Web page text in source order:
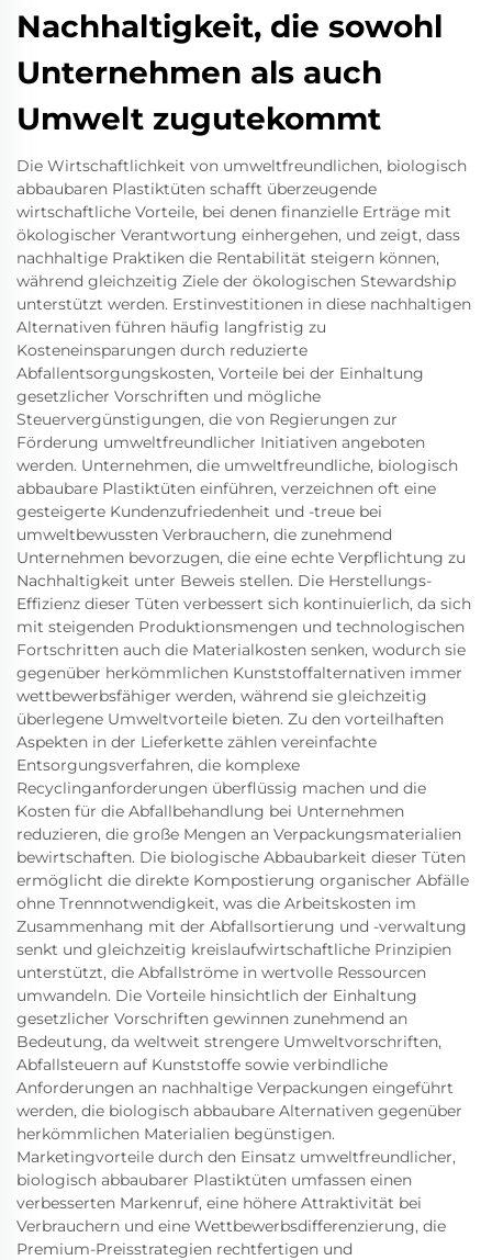
Nachhaltigkeit, die sowohl
Unternehmen als auch
Umwelt zugutekommt
Die Wirtschaftlichkeit von umweltfreundlichen, biologisch
abbaubaren Plastiktüten schafft überzeugende
wirtschaftliche Vorteile, bei denen finanzielle Erträge mit
ökologischer Verantwortung einhergehen, und zeigt, dass
nachhaltige Praktiken die Rentabilität steigern können,
während gleichzeitig Ziele der ökologischen Stewardship
unterstützt werden. Erstinvestitionen in diese nachhaltigen
Alternativen führen häufig langfristig zu
Kosteneinsparungen durch reduzierte
Abfallentsorgungskosten, Vorteile bei der Einhaltung
gesetzlicher Vorschriften und mögliche
Steuervergünstigungen, die von Regierungen zur
Förderung umweltfreundlicher Initiativen angeboten
werden. Unternehmen, die umweltfreundliche, biologisch
abbaubare Plastiktüten einführen, verzeichnen oft eine
gesteigerte Kundenzufriedenheit und -treue bei
umweltbewussten Verbrauchern, die zunehmend
Unternehmen bevorzugen, die eine echte Verpflichtung zu
Nachhaltigkeit unter Beweis stellen. Die Herstellungs-
Effizienz dieser Tüten verbessert sich kontinuierlich, da sich
mit steigenden Produktionsmengen und technologischen
Fortschritten auch die Materialkosten senken, wodurch sie
gegenüber herkömmlichen Kunststoffalternativen immer
wettbewerbsfähiger werden, während sie gleichzeitig
überlegene Umweltvorteile bieten. Zu den vorteilhaften
Aspekten in der Lieferkette zählen vereinfachte
Entsorgungsverfahren, die komplexe
Recyclinganforderungen überflüssig machen und die
Kosten für die Abfallbehandlung bei Unternehmen
reduzieren, die große Mengen an Verpackungsmaterialien
bewirtschaften. Die biologische Abbaubarkeit dieser Tüten
ermöglicht die direkte Kompostierung organischer Abfälle
ohne Trennnotwendigkeit, was die Arbeitskosten im
Zusammenhang mit der Abfallsortierung und -verwaltung
senkt und gleichzeitig kreislaufwirtschaftliche Prinzipien
unterstützt, die Abfallströme in wertvolle Ressourcen
umwandeln. Die Vorteile hinsichtlich der Einhaltung
gesetzlicher Vorschriften gewinnen zunehmend an
Bedeutung, da weltweit strengere Umweltvorschriften,
Abfallsteuern auf Kunststoffe sowie verbindliche
Anforderungen an nachhaltige Verpackungen eingeführt
werden, die biologisch abbaubare Alternativen gegenüber
herkömmlichen Materialien begünstigen.
Marketingvorteile durch den Einsatz umweltfreundlicher,
biologisch abbaubarer Plastiktüten umfassen einen
verbesserten Markenruf, eine höhere Attraktivität bei
Verbrauchern und eine Wettbewerbsdifferenzierung, die
Premium-Preisstrategien rechtfertigen und